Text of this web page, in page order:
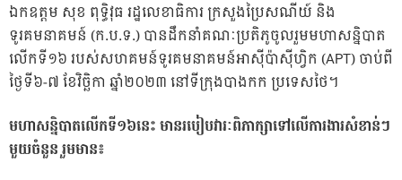
ឯកឧត្តម សុខ ពុទ្ធិវុធ រដ្ឋលេខាធិការ ក្រសួងប្រៃសណីយ៍ និង
ទូរគមនាគមន៍ (ក.ប.ទ.) បានដឹកនាំគណៈប្រតិភូចូលរួមមហាសន្និបាត
លើកទី១៦ របស់សហគមន៍ទូរគមនាគមន៍អាស៊ីប៉ាស៊ីហ្វិក (APT) ចាប់ពី
ថ្ងៃទី៦-៧ ខែវិច្ឆិកា ឆ្នាំ២០២៣ នៅទីក្រុងបាងកក ប្រទេសថៃ។
មហាសន្និបាតលើកទី១៦នេះ មានរបៀបវារៈពិភាក្សាទៅលើការងារសំខាន់ៗ
មួយចំនួន រួមមាន៖